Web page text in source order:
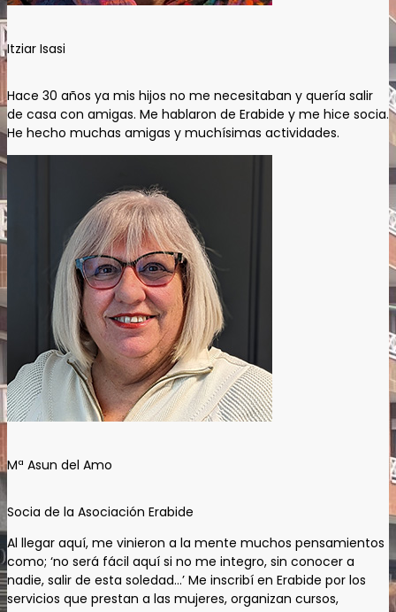
Itziar Isasi
Hace 30 años ya mis hijos no me necesitaban y quería salir
de casa con amigas. Me hablaron de Erabide y me hice socia.
He hecho muchas amigas y muchísimas actividades.
Mª Asun del Amo
Socia de la Asociación Erabide
Al llegar aquí, me vinieron a la mente muchos pensamientos
como; ‘no será fácil aquí si no me integro, sin conocer a
nadie, salir de esta soledad…’ Me inscribí en Erabide por los
servicios que prestan a las mujeres, organizan cursos,